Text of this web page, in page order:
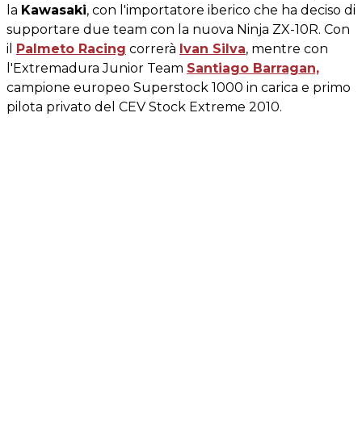
la Kawasaki, con l'importatore iberico che ha deciso di
supportare due team con la nuova Ninja ZX-10R. Con
il
Palmeto Racing correrà Ivan Silva, mentre con
l'Extremadura Junior Team Santiago Barragan,
campione europeo Superstock 1000 in carica e primo
pilota privato del CEV Stock Extreme 2010.